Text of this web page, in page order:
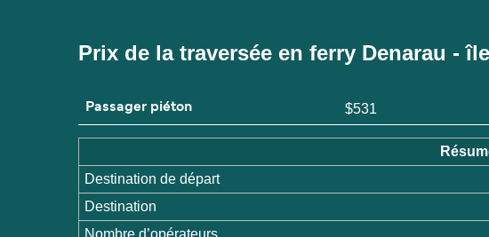
Prix de la traversée en ferry Denarau -
Passager piéton $531
Destination de départ
Destination